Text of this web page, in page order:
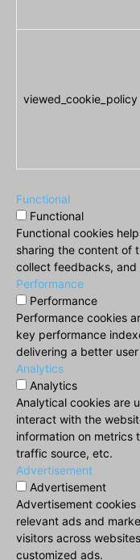
viewed_cookie_policy
Functional
Functional
Functional cookies
sharing the content of
collect feedbacks,
Performance
Performance
Performance cookies
key performance
delivering a better
Analytics
Analytics
Analytical cookies are
interact with the
information on metrics
traffic source, etc.
Advertisement
Advertisement
Advertisement
relevant ads and
visitors across
customized ads.